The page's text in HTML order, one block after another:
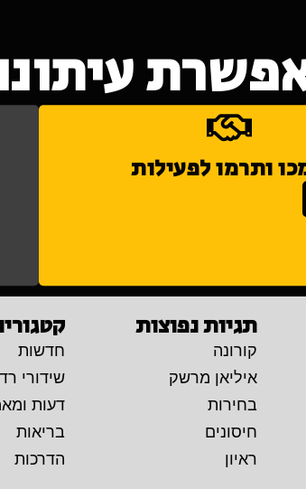
ותרמו לפעילות
תגיות נפוצות
קורונה
איליאן מרשק
בחירות
חיסונים
ראיון
חדשות
שידורי
דעות
בריאות
הדרכות